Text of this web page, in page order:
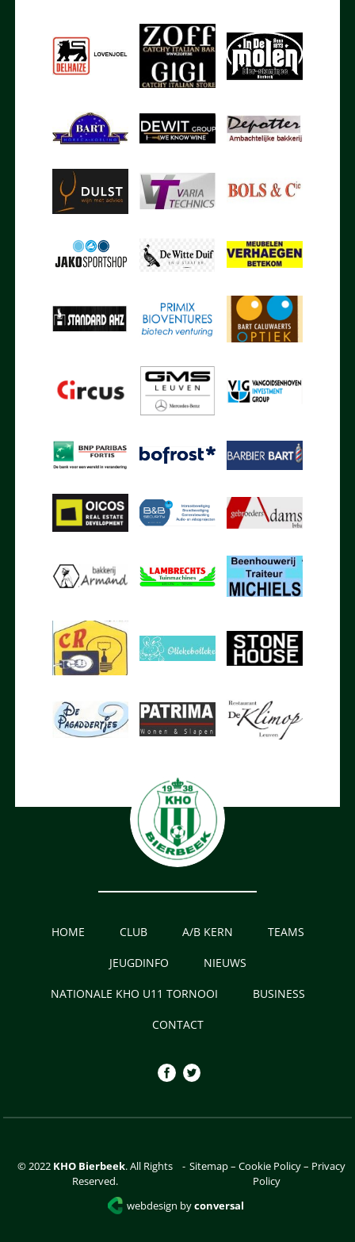
HOME CLUB A/B KERN TEAMS
JEUGDINFO NIEUWS
NATIONALE KHO U11 TORNOOI BUSINESS
CONTACT
© 2022 KHO Bierbeek. All Rights
Reserved.
- Sitemap–Cookie Policy– Privacy
Policy
webdesign byconversal